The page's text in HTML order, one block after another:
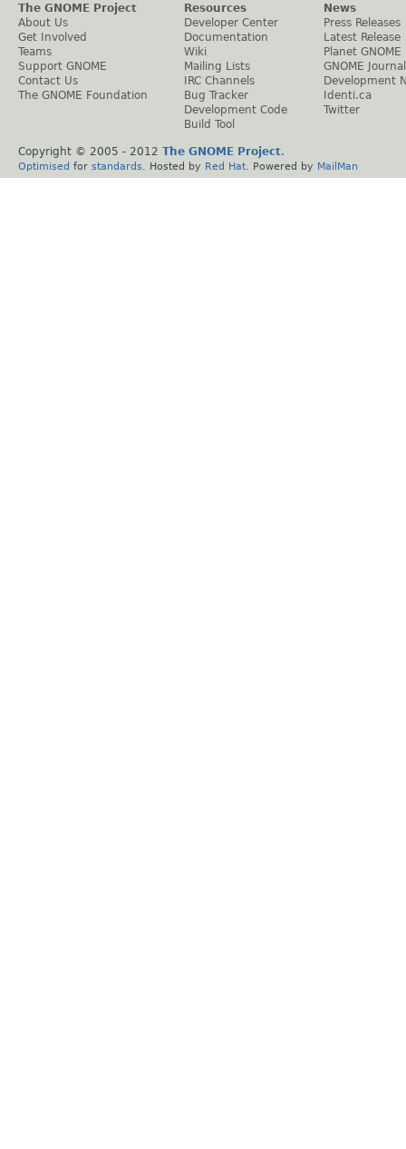
The GNOME Project
About Us
Get Involved
Teams
Support GNOME
Contact Us
The GNOME Foundation
Resources
Developer Center
Documentation
Wiki
Mailing Lists
IRC Channels
Bug Tracker
Development Code
Build Tool
News
Press Releases
Latest Release
Planet GNOME
GNOME Journal
Development
Identi.ca
Twitter
Copyright © 2005 - 2012 The GNOME Project.
Optimised for standards . Hosted by Red Hat . Powered by MailMan